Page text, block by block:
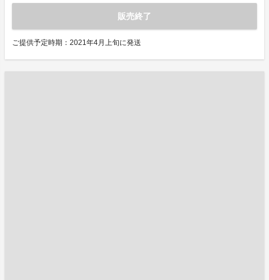
販売終了
ご提供予定時期：2021年4月上旬に発送